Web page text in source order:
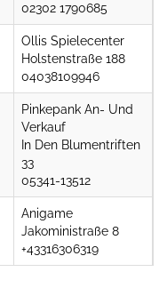
02302 1790685
Ollis Spielecenter
Holstenstraße 188
04038109946
Pinkepank An- Und
Verkauf
In Den Blumentriften
33
05341-13512
Anigame
Jakoministraße 8
+43316306319